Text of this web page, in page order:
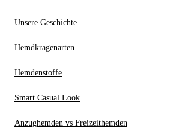
Unsere Geschichte
Hemdkragenarten
Hemdenstoffe
Smart Casual Look
Anzughemden vs Freizeithemden